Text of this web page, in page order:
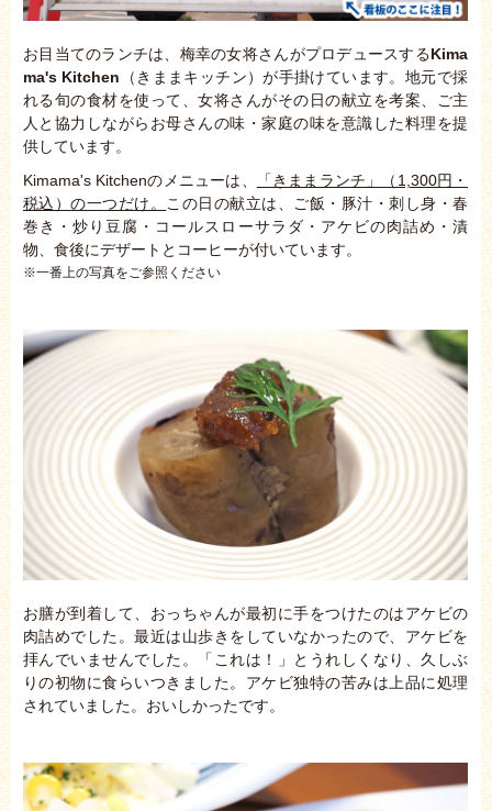
お目当てのランチは、梅幸の女将さんがプロデュースするKima
ma's Kitchen （きままキッチン）が手掛けています。地元で採
れる旬の食材を使って、女将さんがその日の献立を考案、ご主
人と協力しながらお母さんの味・家庭の味を意識した料理を提
供しています。
Kimama's Kitchenのメニューは、
「きままランチ」（1,300円・
税込）の一つだけ。
この日の献立は、ご飯・豚汁・刺し身・春
巻き・炒り豆腐・コールスローサラダ・アケビの肉詰め・漬
物、食後にデザートとコーヒーが付いています。
※一番上の写真をご参照ください
お膳が到着して、おっちゃんが最初に手をつけたのはアケビの
肉詰めでした。最近は山歩きをしていなかったので、アケビを
拝んでいませんでした。「これは！」とうれしくなり、久しぶ
りの初物に食らいつきました。アケビ独特の苦みは上品に処理
されていました。おいしかったです。